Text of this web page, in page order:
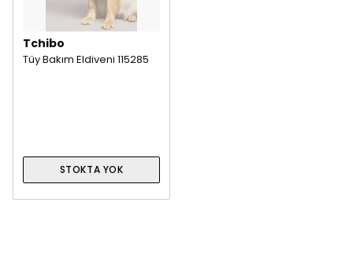
Tchibo
Tüy Bakım Eldiveni 115285
STOKTA YOK